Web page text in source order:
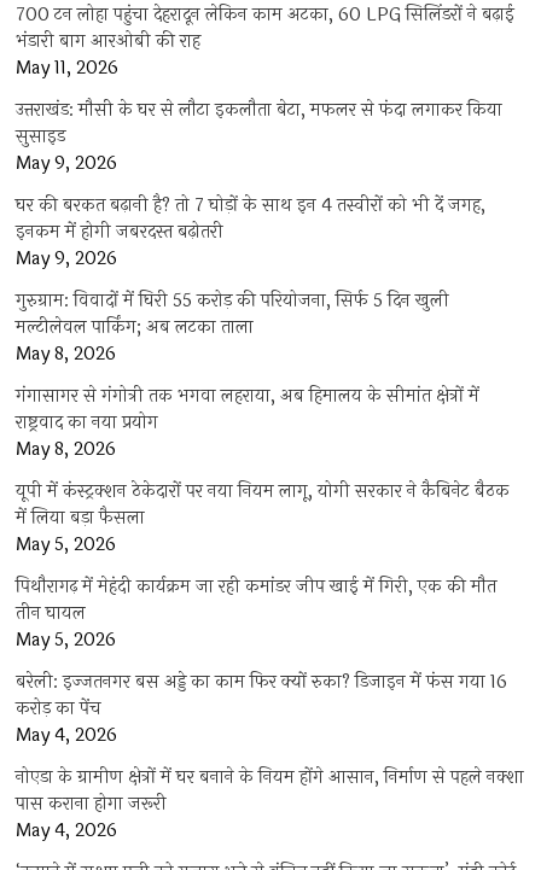
700 टन लोहा पहुंचा देहरादून लेकिन काम अटका, 60 LPG सिलिंडरों ने बढ़ाई
भंडारी बाग आरओबी की राह
May 11, 2026
उत्तराखंड: मौसी के घर से लौटा इकलौता बेटा, मफलर से फंदा लगाकर किया
सुसाइड
May 9, 2026
घर की बरकत बढ़ानी है? तो 7 घोड़ों के साथ इन 4 तस्वीरों को भी दें जगह,
इनकम में होगी जबरदस्त बढ़ोतरी
May 9, 2026
गुरुग्राम: विवादों में घिरी 55 करोड़ की परियोजना, सिर्फ 5 दिन खुली
मल्टीलेवल पार्किंग; अब लटका ताला
May 8, 2026
गंगासागर से गंगोत्री तक भगवा लहराया, अब हिमालय के सीमांत क्षेत्रों में
राष्ट्रवाद का नया प्रयोग
May 8, 2026
यूपी में कंस्ट्रक्शन ठेकेदारों पर नया नियम लागू, योगी सरकार ने कैबिनेट बैठक
में लिया बड़ा फैसला
May 5, 2026
पिथौरागढ़ में मेहंदी कार्यक्रम जा रही कमांडर जीप खाई में गिरी, एक की मौत
तीन घायल
May 5, 2026
बरेली: इज्जतनगर बस अड्डे का काम फिर क्यों रुका? डिजाइन में फंस गया 16
करोड़ का पेंच
May 4, 2026
नोएडा के ग्रामीण क्षेत्रों में घर बनाने के नियम होंगे आसान, निर्माण से पहले नक्शा
पास कराना होगा जरूरी
May 4, 2026